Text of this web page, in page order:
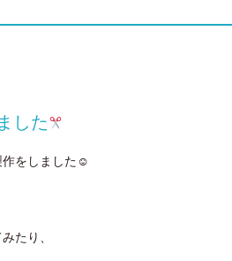
した
作をしました☺
たり、